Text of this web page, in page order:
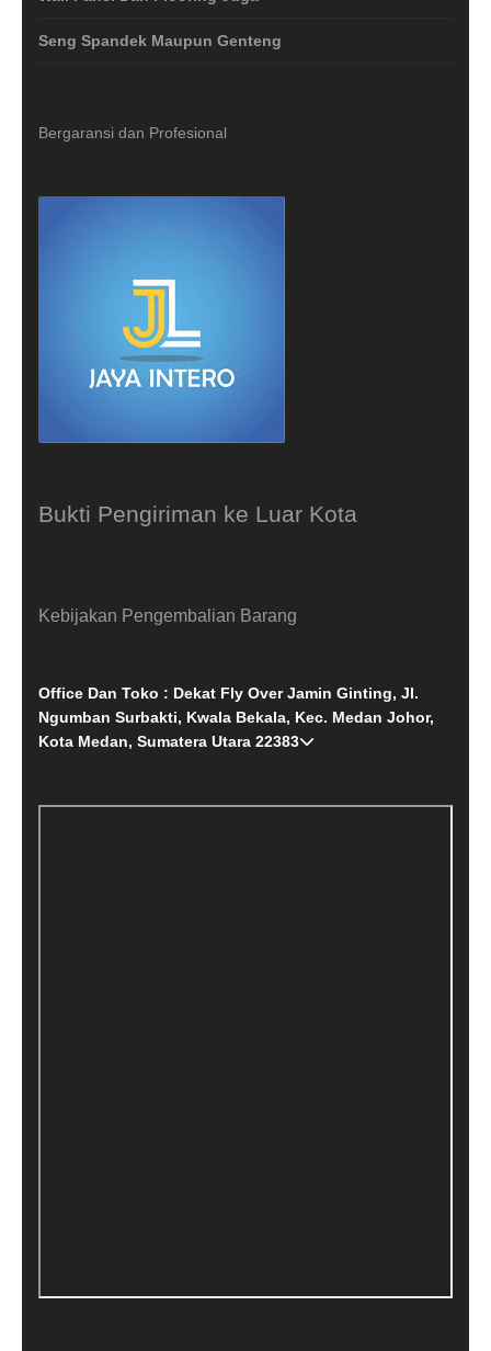
Seng Spandek Maupun Genteng
Bergaransi dan Profesional
Bukti Pengiriman ke Luar Kota
Kebijakan Pengembalian Barang
Office Dan Toko : Dekat Fly Over Jamin Ginting, Jl.
Ngumban Surbakti, Kwala Bekala, Kec. Medan Johor,
Kota Medan, Sumatera Utara 22383